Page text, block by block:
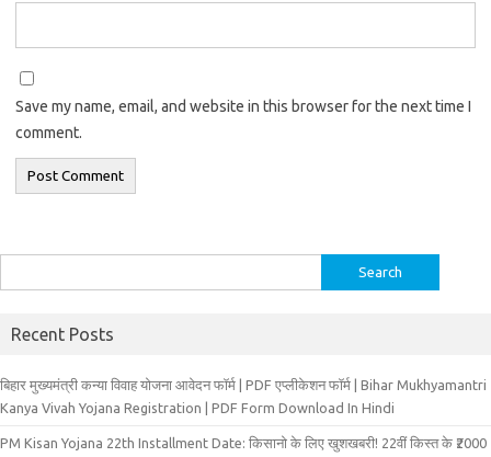
Save my name, email, and website in this browser for the next time I
comment.
for:
Recent Posts
बिहार मुख्‍यमंत्री कन्‍या विवा‍ह योजना आवेदन फॉर्म | PDF एप्लीकेशन फॉर्म | Bihar Mukhyamantri
Kanya Vivah Yojana Registration | PDF Form Download In Hindi
PM Kisan Yojana 22th Installment Date: किसानो के लिए खुशखबरी! 22वीं किस्त के ₹2000